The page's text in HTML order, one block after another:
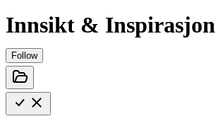
Innsikt & Inspirasjon
Follow